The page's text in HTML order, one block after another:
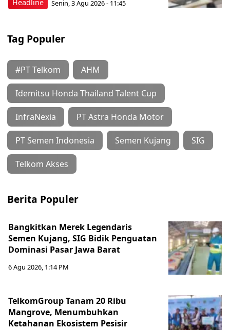
Headline Senin, 3 Agu 2026 - 11:45
Tag Populer
#PT Telkom AHM
Idemitsu Honda Thailand Talent Cup
InfraNexia PT Astra Honda Motor
PT Semen Indonesia Semen Kujang SIG
Telkom Akses
Berita Populer
Bangkitkan Merek Legendaris
Semen Kujang, SIG Bidik Penguatan
Dominasi Pasar Jawa Barat
6 Agu 2026, 1:14 PM
TelkomGroup Tanam 20 Ribu
Mangrove, Menumbuhkan
Ketahanan Ekosistem Pesisir